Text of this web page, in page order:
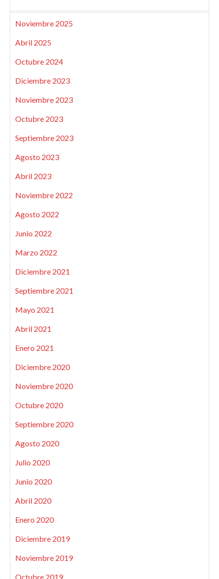
Noviembre 2025
Abril 2025
Octubre 2024
Diciembre 2023
Noviembre 2023
Octubre 2023
Septiembre 2023
Agosto 2023
Abril 2023
Noviembre 2022
Agosto 2022
Junio 2022
Marzo 2022
Diciembre 2021
Septiembre 2021
Mayo 2021
Abril 2021
Enero 2021
Diciembre 2020
Noviembre 2020
Octubre 2020
Septiembre 2020
Agosto 2020
Julio 2020
Junio 2020
Abril 2020
Enero 2020
Diciembre 2019
Noviembre 2019
Octubre 2019